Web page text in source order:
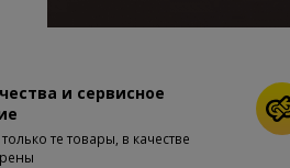
и сервисное
те товары, в качестве